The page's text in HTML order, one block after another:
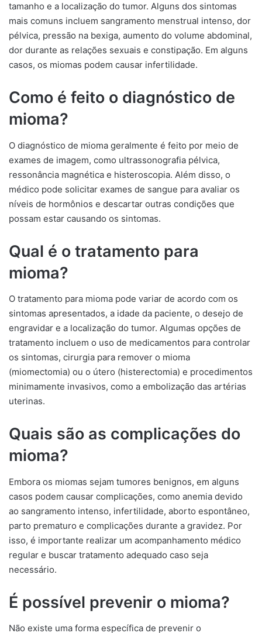
tamanho e a localização do tumor. Alguns dos sintomas
mais comuns incluem sangramento menstrual intenso, dor
pélvica, pressão na bexiga, aumento do volume abdominal,
dor durante as relações sexuais e constipação. Em alguns
casos, os miomas podem causar infertilidade.
Como é feito o diagnóstico de
mioma?
O diagnóstico de mioma geralmente é feito por meio de
exames de imagem, como ultrassonografia pélvica,
ressonância magnética e histeroscopia. Além disso, o
médico pode solicitar exames de sangue para avaliar os
níveis de hormônios e descartar outras condições que
possam estar causando os sintomas.
Qual é o tratamento para
mioma?
O tratamento para mioma pode variar de acordo com os
sintomas apresentados, a idade da paciente, o desejo de
engravidar e a localização do tumor. Algumas opções de
tratamento incluem o uso de medicamentos para controlar
os sintomas, cirurgia para remover o mioma
(miomectomia) ou o útero (histerectomia) e procedimentos
minimamente invasivos, como a embolização das artérias
uterinas.
Quais são as complicações do
mioma?
Embora os miomas sejam tumores benignos, em alguns
casos podem causar complicações, como anemia devido
ao sangramento intenso, infertilidade, aborto espontâneo,
parto prematuro e complicações durante a gravidez. Por
isso, é importante realizar um acompanhamento médico
regular e buscar tratamento adequado caso seja
necessário.
É possível prevenir o mioma?
Não existe uma forma específica de prevenir o